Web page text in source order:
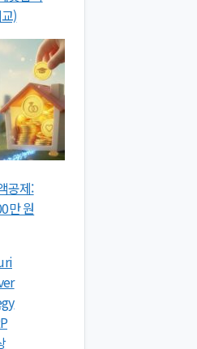
)
공제:
만 원